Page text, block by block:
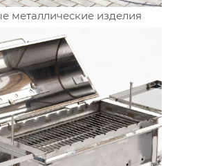
металлические изделия